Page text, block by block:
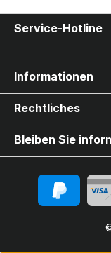
Service-Hotline
Informationen
Rechtliches
Bleiben Sie